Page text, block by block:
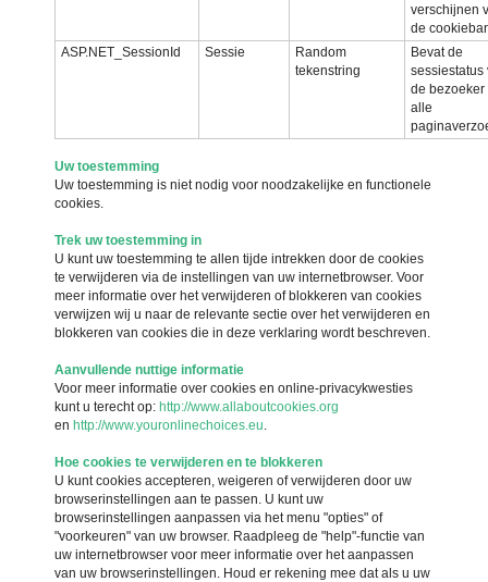
verschijnen
de
ASP.NET_SessionId
Sessie
Random
tekenstring
Bevat de
sessiestatus
de bezoeker
alle
Uw toestemming
Uw toestemming is niet nodig voor noodzakelijke en functionele
cookies.
Trek uw toestemming in
U kunt uw toestemming te allen tijde intrekken door de cookies
te verwijderen via de instellingen van uw internetbrowser. Voor
meer informatie over het verwijderen of blokkeren van cookies
verwijzen wij u naar de relevante sectie over het verwijderen en
blokkeren van cookies die in deze verklaring wordt beschreven.
Aanvullende nuttige informatie
Voor meer informatie over cookies en online-privacykwesties
kunt u terecht op: http://www.allaboutcookies.org
en http://www.youronlinechoices.eu.
Hoe cookies te verwijderen en te blokkeren
U kunt cookies accepteren, weigeren of verwijderen door uw
browserinstellingen aan te passen. U kunt uw
browserinstellingen aanpassen via het menu "opties" of
"voorkeuren" van uw browser. Raadpleeg de "help"-functie van
uw internetbrowser voor meer informatie over het aanpassen
van uw browserinstellingen. Houd er rekening mee dat als u uw